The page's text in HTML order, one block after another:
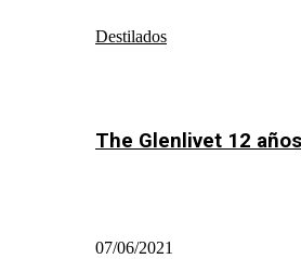
Destilados
The Glenlivet 12 años
07/06/2021